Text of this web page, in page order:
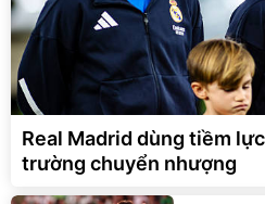
Real Madrid dùng tiềm
trường chuyển nhượng